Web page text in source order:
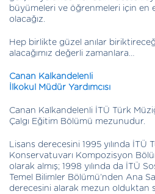
büyümeleri ve öğrenmeleri için en
olacağız.
Hep birlikte güzel anılar
alacağımız değerli zamanlara…
Canan Kalkandelenli
İlkokul Müdür Yardımcısı
Canan Kalkandelenli İTÜ Türk
Çalgı Eğitim Bölümü mezunudur.
Lisans derecesini 1995 yılında İTÜ
Konservatuvarı Kompozisyon
olarak almış; 1998 yılında da İTÜ
Temel Bilimler Bölümü’nden Ana
derecesini alarak mezun olduktan